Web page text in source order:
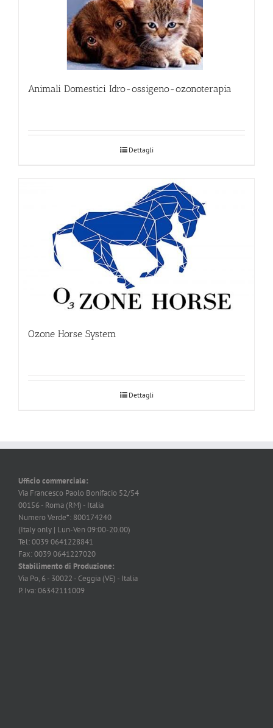
Animali Domestici Idro-ossigeno-ozonoterapia
Dettagli
Ozone Horse System
Dettagli
Ufficio commerciale:
Via Francesco Paolo Bonifacio 52/54
00156 - Roma (RM) - Italia
Numero Verde*: 800174240
(Italy only | Lun-Ven 09:00-20.00)
Tel: 0039 0641228841
Fax: 0039 0641227020
Stabilimento di Produzione:
Via Po, 6 - 30022 - Ceggia (VE) - Italia
P. Iva: 06342111009